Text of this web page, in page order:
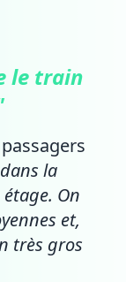
le train
la
On
et,
très gros